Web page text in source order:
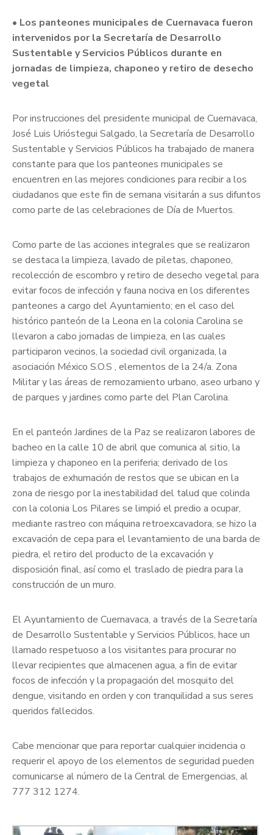
• Los panteones municipales de Cuernavaca fueron
intervenidos por la Secretaría de Desarrollo
Sustentable y Servicios Públicos durante en
jornadas de limpieza, chaponeo y retiro de desecho
vegetal
Por instrucciones del presidente municipal de Cuernavaca,
José Luis Urióstegui Salgado, la Secretaría de Desarrollo
Sustentable y Servicios Públicos ha trabajado de manera
constante para que los panteones municipales se
encuentren en las mejores condiciones para recibir a los
ciudadanos que este fin de semana visitarán a sus difuntos
como parte de las celebraciones de Día de Muertos.
Como parte de las acciones integrales que se realizaron
se destaca la limpieza, lavado de piletas, chaponeo,
recolección de escombro y retiro de desecho vegetal para
evitar focos de infección y fauna nociva en los diferentes
panteones a cargo del Ayuntamiento; en el caso del
histórico panteón de la Leona en la colonia Carolina se
llevaron a cabo jornadas de limpieza, en las cuales
participaron vecinos‚ la sociedad civil organizada‚ la
asociación México S.O.S ‚ elementos de la 24/a. Zona
Militar y las áreas de remozamiento urbano‚ aseo urbano y
de parques y jardines como parte del Plan Carolina.
En el panteón Jardines de la Paz se realizaron labores de
bacheo en la calle 10 de abril que comunica al sitio, la
limpieza y chaponeo en la periferia; derivado de los
trabajos de exhumación de restos que se ubican en la
zona de riesgo por la inestabilidad del talud que colinda
con la colonia Los Pilares se limpió el predio a ocupar,
mediante rastreo con máquina retroexcavadora, se hizo la
excavación de cepa para el levantamiento de una barda de
piedra, el retiro del producto de la excavación y
disposición final, así como el traslado de piedra para la
construcción de un muro.
El Ayuntamiento de Cuernavaca, a través de la Secretaría
de Desarrollo Sustentable y Servicios Públicos, hace un
llamado respetuoso a los visitantes para procurar no
llevar recipientes que almacenen agua, a fin de evitar
focos de infección y la propagación del mosquito del
dengue, visitando en orden y con tranquilidad a sus seres
queridos fallecidos.
Cabe mencionar que para reportar cualquier incidencia o
requerir el apoyo de los elementos de seguridad pueden
comunicarse al número de la Central de Emergencias, al
777 312 1274.